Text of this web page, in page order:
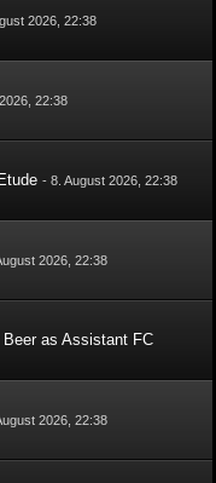
2026, 22:38
22:38
-8. August 2026, 22:38
2026, 22:38
as Assistant FC
2026, 22:38